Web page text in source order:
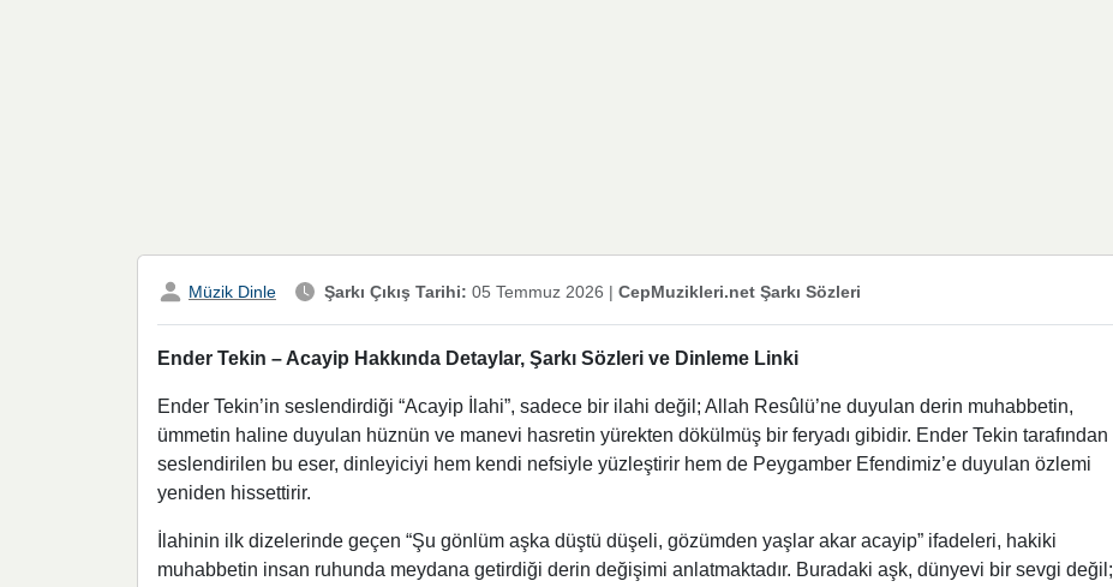
Müzik Dinle Şarkı Çıkış Tarihi: 05 Temmuz 2026 | CepMuzikleri.net Şarkı Sözleri
Ender Tekin – Acayip Hakkında Detaylar, Şarkı Sözleri ve Dinleme Linki
Ender Tekin’in seslendirdiği “Acayip İlahi”, sadece bir ilahi değil; Allah Resûlü’ne duyulan derin muhabbetin,
ümmetin haline duyulan hüznün ve manevi hasretin yürekten dökülmüş bir feryadı gibidir. Ender Tekin tarafından
seslendirilen bu eser, dinleyiciyi hem kendi nefsiyle yüzleştirir hem de Peygamber Efendimiz’e duyulan özlemi
yeniden hissettirir.
İlahinin ilk dizelerinde geçen “Şu gönlüm aşka düştü düşeli, gözümden yaşlar akar acayip” ifadeleri, hakiki
muhabbetin insan ruhunda meydana getirdiği derin değişimi anlatmaktadır. Buradaki aşk, dünyevi bir sevgi değil;